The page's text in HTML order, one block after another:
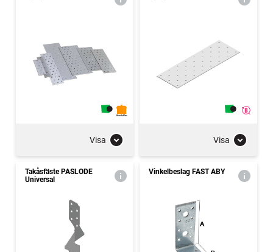
Visa Visa
Takåsfäste PASLODE
Universal
Vinkelbeslag FAST ABY